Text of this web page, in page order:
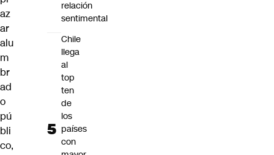
az
ar
alu
m
br
ad
o
pú
bli
co,
relación
sentimental
Chile
llega
al
top
ten
de
los
países
con